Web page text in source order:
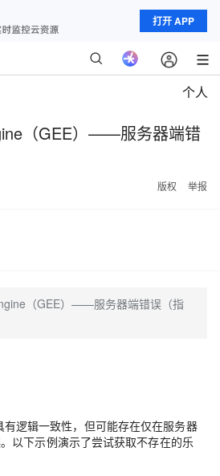
打开 APP
个人
（GEE）——服务器端错
版权 举报
（GEE）——服务器端错误（指
逻辑一致性，但可能存在仅在服务器
以下示例演示了尝试获取不存在的乐